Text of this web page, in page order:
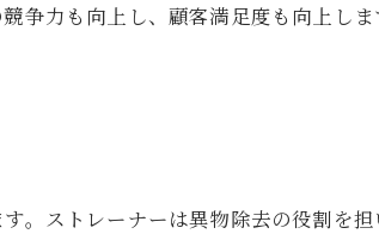
争力も向上し、顧客満足度も向上し
。ストレーナーは異物除去の役割を